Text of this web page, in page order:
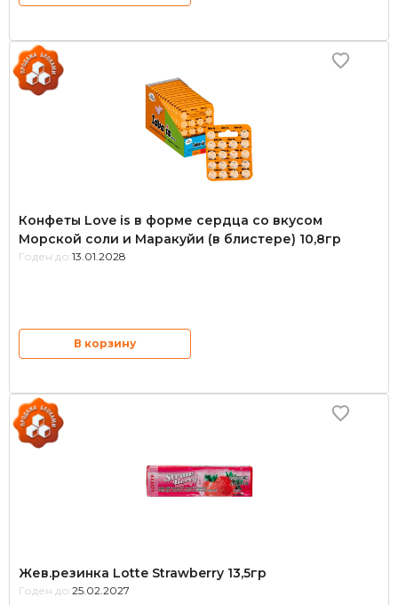
Конфеты Love is в форме сердца со вкусом
Морской соли и Маракуйи (в блистере) 10,8гр
Годен до: 13.01.2028
В корзину
Жев.резинка Lotte Strawberry 13,5гр
Годен до: 25.02.2027